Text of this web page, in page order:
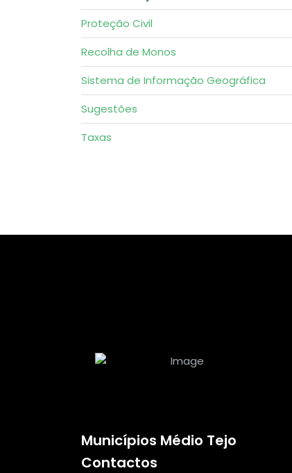
Proteção Civil
Recolha de Monos
Sistema de Informação Geográfica
Sugestões
Taxas
Municípios Médio Tejo
Contactos